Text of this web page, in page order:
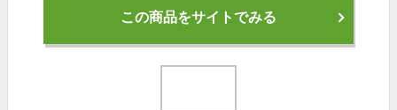
この商品をサイトでみる